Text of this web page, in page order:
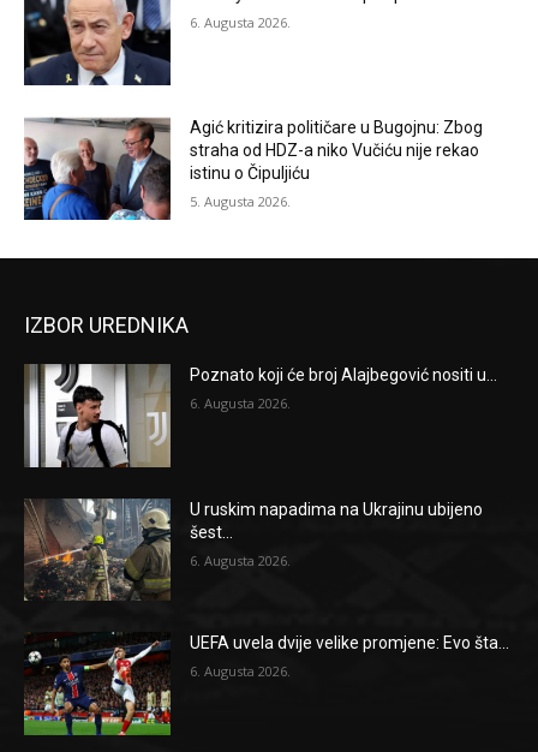
6. Augusta 2026.
Agić kritizira političare u Bugojnu: Zbog
straha od HDZ-a niko Vučiću nije rekao
istinu o Čipuljiću
5. Augusta 2026.
IZBOR UREDNIKA
Poznato koji će broj Alajbegović nositi u...
6. Augusta 2026.
U ruskim napadima na Ukrajinu ubijeno
šest...
6. Augusta 2026.
UEFA uvela dvije velike promjene: Evo šta...
6. Augusta 2026.